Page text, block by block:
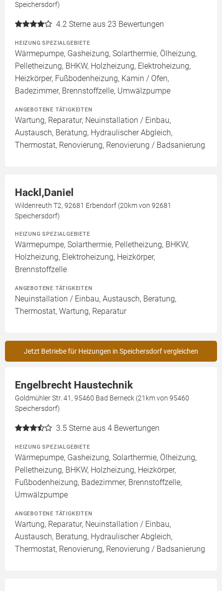
Speichersdorf)
4.2 Sterne aus 23 Bewertungen
HEIZUNG SPEZIALGEBIETE
Wärmepumpe, Gasheizung, Solarthermie, Ölheizung,
Pelletheizung, BHKW, Holzheizung, Elektroheizung,
Heizkörper, Fußbodenheizung, Kamin / Ofen,
Badezimmer, Brennstoffzelle, Umwälzpumpe
ANGEBOTENE TÄTIGKEITEN
Wartung, Reparatur, Neuinstallation / Einbau,
Austausch, Beratung, Hydraulischer Abgleich,
Thermostat, Renovierung, Renovierung / Badsanierung
Hackl,Daniel
Wildenreuth T2, 92681 Erbendorf (20km von 92681
Speichersdorf)
HEIZUNG SPEZIALGEBIETE
Wärmepumpe, Solarthermie, Pelletheizung, BHKW,
Holzheizung, Elektroheizung, Heizkörper,
Brennstoffzelle
ANGEBOTENE TÄTIGKEITEN
Neuinstallation / Einbau, Austausch, Beratung,
Thermostat, Wartung, Reparatur
Jetzt Betriebe für Heizungen in Speichersdorf vergleichen
Engelbrecht Haustechnik
Goldmühler Str. 41, 95460 Bad Berneck (21km von 95460
Speichersdorf)
3.5 Sterne aus 4 Bewertungen
HEIZUNG SPEZIALGEBIETE
Wärmepumpe, Gasheizung, Solarthermie, Ölheizung,
Pelletheizung, BHKW, Holzheizung, Heizkörper,
Fußbodenheizung, Badezimmer, Brennstoffzelle,
Umwälzpumpe
ANGEBOTENE TÄTIGKEITEN
Wartung, Reparatur, Neuinstallation / Einbau,
Austausch, Beratung, Hydraulischer Abgleich,
Thermostat, Renovierung, Renovierung / Badsanierung